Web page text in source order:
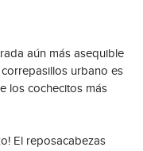
aún más asequible
urbano es
los cochecitos más
El reposacabezas